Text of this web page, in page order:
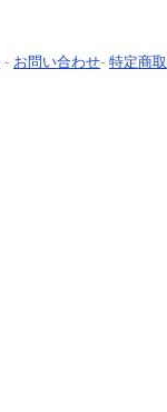
- お問い合わせ- 特定商